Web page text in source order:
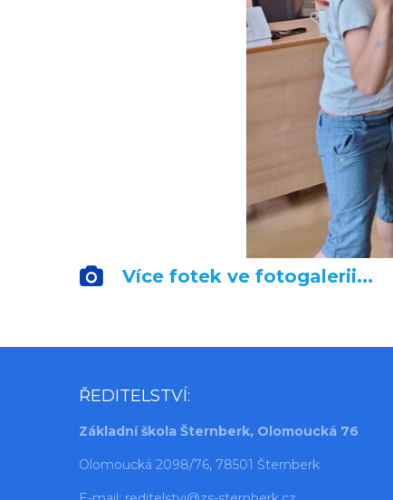
Více fotek ve fotogalerii...
ŘEDITELSTVÍ:
Základní škola Šternberk, Olomoucká 76
Olomoucká 2098/76, 78501 Šternberk